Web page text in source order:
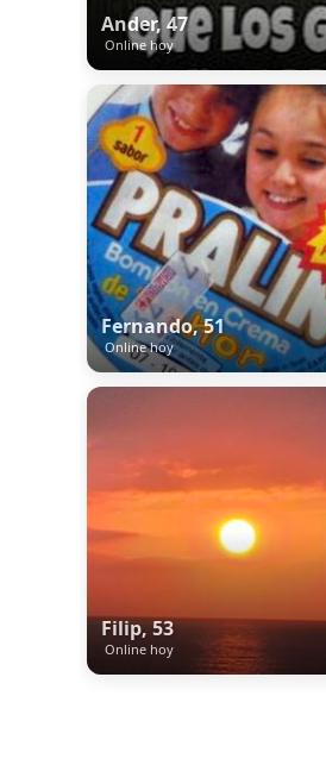
Ander, 47
Online hoy
Fernando, 51
Online hoy
Filip, 53
Online hoy